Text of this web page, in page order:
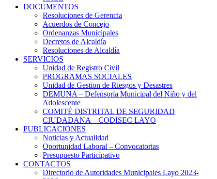
DOCUMENTOS
Resoluciones de Gerencia
Acuerdos de Concejo
Ordenanzas Municipales
Decretos de Alcaldía
Resoluciones de Alcaldía
SERVICIOS
Unidad de Registro Civil
PROGRAMAS SOCIALES
Unidad de Gestion de Riesgos y Desastres
DEMUNA – Defensoría Municipal del Niño y del
Adolescente
COMITÉ DISTRITAL DE SEGURIDAD
CIUDADANA – CODISEC LAYO
PUBLICACIONES
Noticias y Actualidad
Oportunidad Laboral – Convocatorias
Presupuesto Participativo
CONTACTOS
Directorio de Autoridades Municipales Layo 2023-